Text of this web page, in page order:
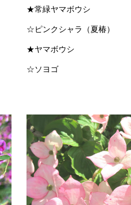
★常緑ヤマボウシ
☆ピンクシャラ（夏椿）
★ヤマボウシ
☆ソヨゴ